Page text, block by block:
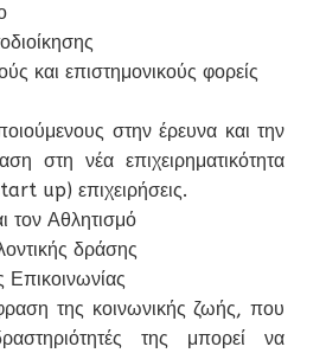
και επιστημονικούς φορείς
στην έρευνα και την
στη νέα επιχειρηματικότητα
up) επιχειρήσεις.
τον Αθλητισμό
δράσης
της κοινωνικής ζωής, που
της μπορεί να